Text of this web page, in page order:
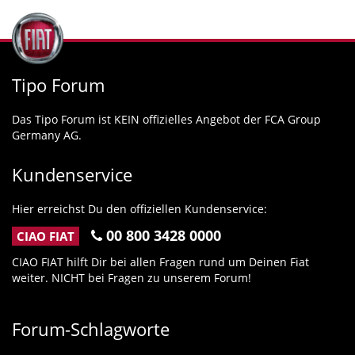
Tipo Forum
Das Tipo Forum ist KEIN offizielles Angebot der FCA Group
Germany AG.
Kundenservice
Hier erreichst Du den offiziellen Kundenservice:
CIAO FIAT 00 800 3428 0000
CIAO FIAT hilft Dir bei allen Fragen rund um Deinen Fiat
weiter. NICHT bei Fragen zu unserem Forum!
Forum-Schlagworte